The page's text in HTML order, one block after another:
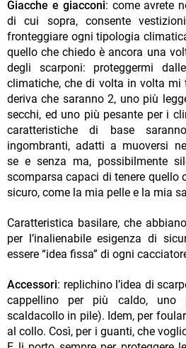
Giacche e giacconi: come avrete
di cui sopra, consente
fronteggiare ogni tipologia
quello che chiedo è ancora una
degli scarponi: proteggermi
climatiche, che di volta in volta mi
deriva che saranno 2, uno più
secchi, ed uno più pesante per i
caratteristiche di base
ingombranti, adatti a muoversi
se e senza ma, possibilmente
scomparsa capaci di tenere quello
sicuro, come la mia pelle e la mia
Caratteristica basilare, che
per l’inalienabile esigenza di
essere “idea fissa” di ogni
Accessori: replichino l’idea di
cappellino per più caldo,
scaldacollo in pile). Idem, per
al collo. Così, per i guanti, che